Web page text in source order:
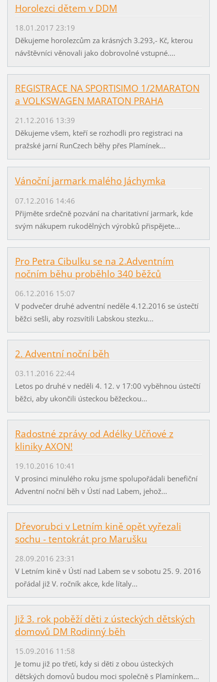
Horolezci dětem v DDM
18.01.2017 23:19
Děkujeme horolezcům za krásných 3.293,- Kč, kterou
návštěvníci věnovali jako dobrovolné vstupné....
REGISTRACE NA SPORTISIMO 1/2MARATON
a VOLKSWAGEN MARATON PRAHA
21.12.2016 13:39
Děkujeme všem, kteří se rozhodli pro registraci na
pražské jarní RunCzech běhy přes Plamínek...
Vánoční jarmark malého Jáchymka
07.12.2016 14:46
Přijměte srdečně pozvání na charitativní jarmark, kde
svým nákupem rukodělných výrobků přispějete...
Pro Petra Cibulku se na 2.Adventním
nočním běhu proběhlo 340 běžců
06.12.2016 15:07
V podvečer druhé adventní neděle 4.12.2016 se ústečtí
běžci sešli, aby rozsvítili Labskou stezku...
2. Adventní noční běh
03.11.2016 22:44
Letos po druhé v neděli 4. 12. v 17:00 vyběhnou ústečtí
běžci, aby ukončili ústeckou běžeckou...
Radostné zprávy od Adélky Učňové z
kliniky AXON!
19.10.2016 10:41
V prosinci minulého roku jsme spolupořádali benefiční
Adventní noční běh v Ústí nad Labem, jehož...
Dřevorubci v Letním kině opět vyřezali
sochu - tentokrát pro Marušku
28.09.2016 23:31
V Letním kině v Ústí nad Labem se v sobotu 25. 9. 2016
pořádal již V. ročník akce, kde lítaly...
Již 3. rok poběží děti z ústeckých dětských
domovů DM Rodinný běh
15.09.2016 11:58
Je tomu již po třetí, kdy si děti z obou ústeckých
dětských domovů budou moci společně s Plamínkem...